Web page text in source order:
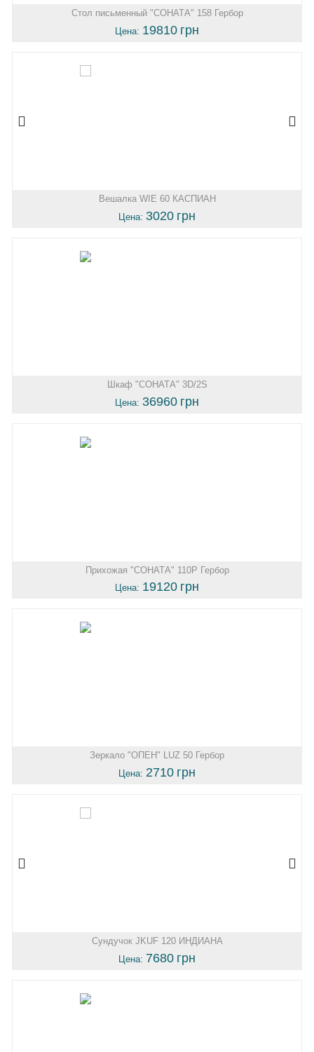
Стол письменный "СОНАТА" 158 Гербор
Цена: 19810 грн
Вешалка WIE 60 КАСПИАН
Цена: 3020 грн
Шкаф "СОНАТА" 3D/2S
Цена: 36960 грн
Прихожая "СОНАТА" 110P Гербор
Цена: 19120 грн
Зеркало "ОПЕН" LUZ 50 Гербор
Цена: 2710 грн
Сундучок JKUF 120 ИНДИАНА
Цена: 7680 грн